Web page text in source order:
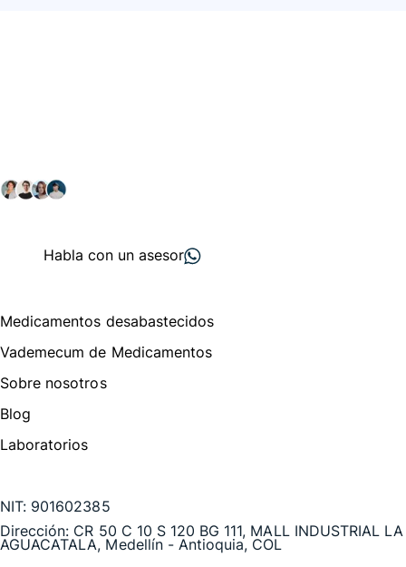
Habla con un asesor
Medicamentos desabastecidos
Vademecum de Medicamentos
Sobre nosotros
Blog
Laboratorios
NIT: 901602385
Dirección: CR 50 C 10 S 120 BG 111, MALL INDUSTRIAL LA
AGUACATALA, Medellín - Antioquia, COL